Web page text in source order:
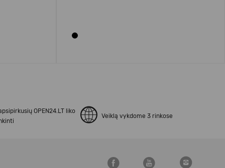
OPEN24.LT liko
Veiklą vykdome 3 rinkose